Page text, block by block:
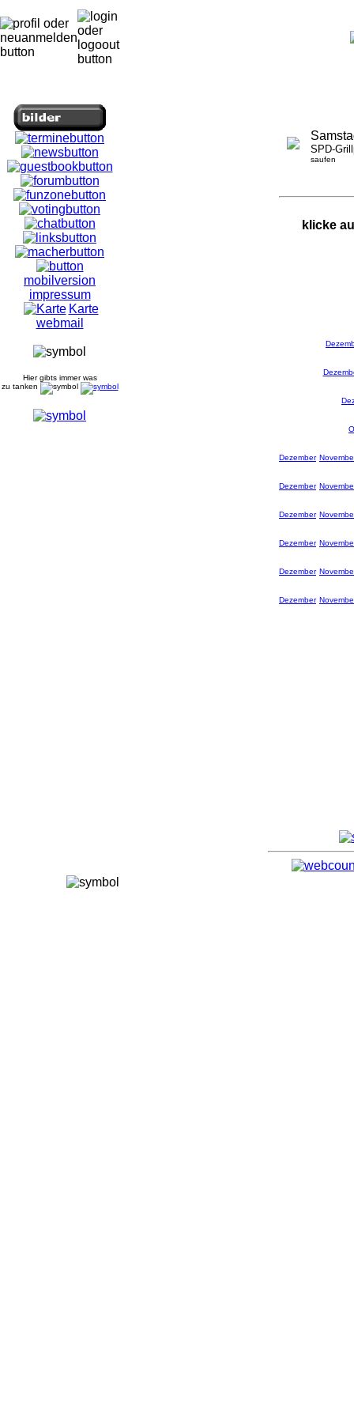
mobilversion
impressum
Karte
webmail
Hier gibts immer was
zu tanken
SPD-
saufen
klicke
Dezember
Dezember
Dezember
Dezember
Dezember
Dezember